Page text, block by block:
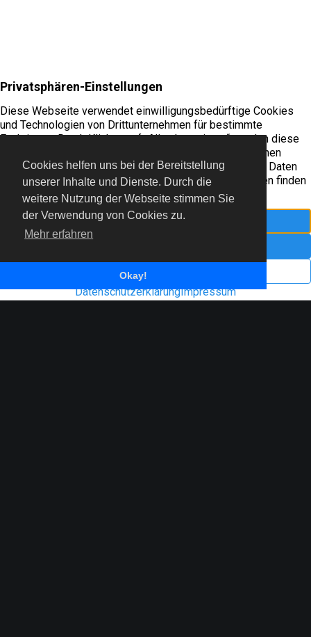
Cookies helfen uns bei der Bereitstellung
unserer Inhalte und Dienste. Durch die
weitere Nutzung der Webseite stimmen Sie
der Verwendung von Cookies zu.
Mehr erfahren
Okay!
© 2022 Freiflieger Niederrhein e.V.
Impressum Datenschutzerklärung